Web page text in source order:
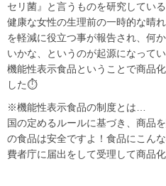
セリ菌』と言うものを研究してい
健康な女性の生理前の一時的な晴
を軽減に役立つ事が報告され、何
いかな、というのが起源になってい
機能性表示食品ということで商品
した⏱
※機能性表示食品の制度とは…
国の定めるルールに基づき、商品
の食品は安全ですよ！食品にこん
費者庁に届出をして受理して商品